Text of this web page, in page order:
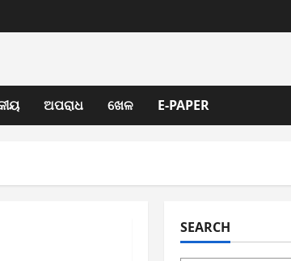
ଅପରାଧ ଖେଳ E-PAPER
SEARCH